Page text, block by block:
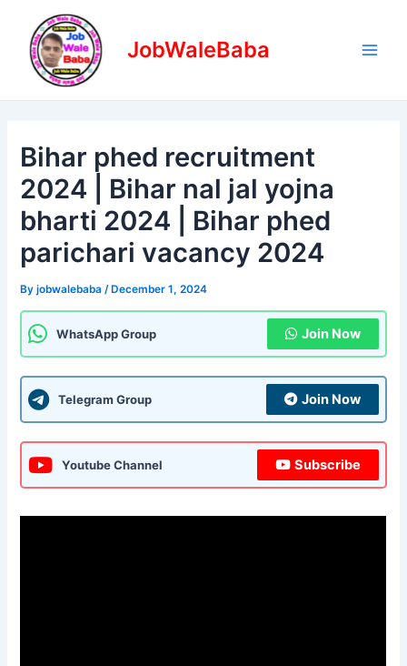
content
JobWaleBaba
Bihar phed recruitment
2024 | Bihar nal jal yojna
bharti 2024 | Bihar phed
parichari vacancy 2024
Byjobwalebaba/ December 1, 2024
WhatsApp Group Join Now
Telegram Group Join Now
Youtube Channel Subscribe
navigation